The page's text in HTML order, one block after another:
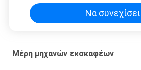
Να συνεχίσει
Μέρη μηχανών εκσκαφέων